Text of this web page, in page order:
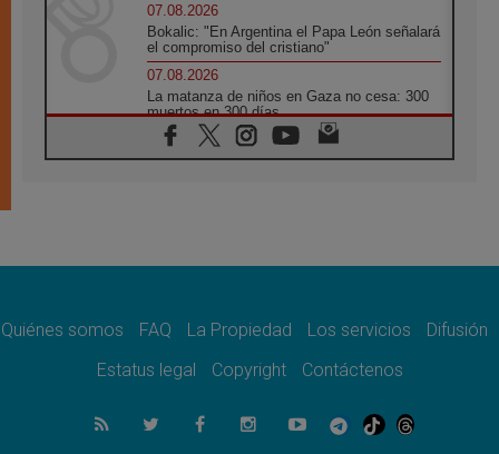
07.08.2026
Bokalic: "En Argentina el Papa León señalará
el compromiso del cristiano"
07.08.2026
La matanza de niños en Gaza no cesa: 300
muertos en 300 días
07.08.2026
Tagle: La guerra desfigura el mundo, solo la
como misión al servicio del Evangelio
SIGNIS 2026, dar voz a las religiosas en el
07.08.2026
Lanzan un proyecto de empoderamiento
Quiénes somos FAQ La Propiedad Los servicios
Difusión
Estatus legal
Copyright Contáctenos